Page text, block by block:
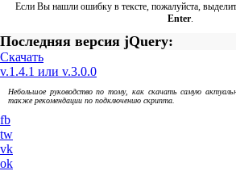
Если Вы нашли ошибку в тексте, пожалуйста,
Enter.
Последняя версия jQuery:
Скачать
v.1.4.1 или v.3.0.0
Небольшое руководство по тому, как скачать самую
также рекомендации по подключению скрипта.
fb
tw
vk
ok